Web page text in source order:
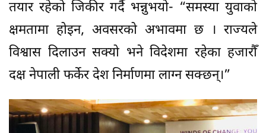
तयार रहेको जिकीर गर्दै भन्नुभयो- “समस्या युवाको
क्षमतामा होइन, अवसरको अभावमा छ । राज्यले
विश्वास दिलाउन सक्यो भने विदेशमा रहेका हजारौँ
दक्ष नेपाली फर्केर देश निर्माणमा लाग्न सक्छन्।”